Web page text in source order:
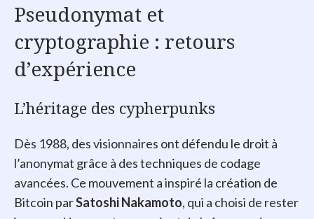
Pseudonymat et
cryptographie : retours
d’expérience
L’héritage des cypherpunks
Dès 1988, des visionnaires ont défendu le droit à
l’anonymat grâce à des techniques de codage
avancées. Ce mouvement a inspiré la création de
Bitcoin parSatoshi Nakamoto, qui a choisi de rester